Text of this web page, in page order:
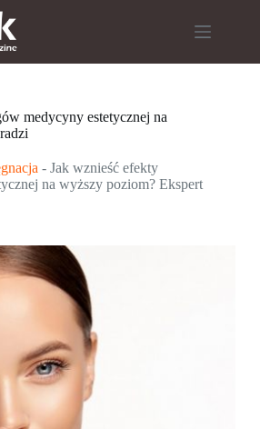
medycyny estetycznej na
- Jak wznieść efekty
na wyższy poziom? Ekspert